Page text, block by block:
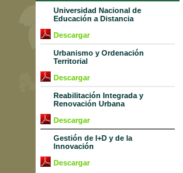
Universidad Nacional de
Educación a Distancia
Descargar
Urbanismo y Ordenación
Territorial
Descargar
Reabilitación Integrada y
Renovación Urbana
Descargar
Gestión de I+D y de la
Innovación
Descargar